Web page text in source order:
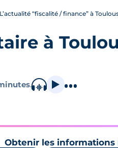
L’actualité “fiscalité / finance” à
à
.
Obtenir les informations